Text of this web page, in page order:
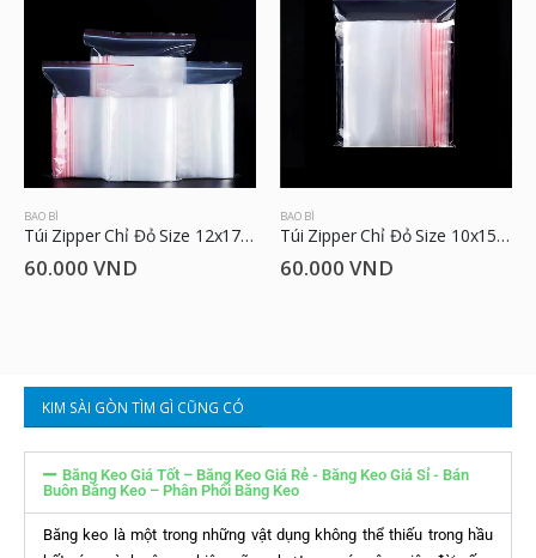
BAO BÌ
Túi Zipper Chỉ Đỏ Size 12x17cm
60.000 VND
BAO BÌ
Túi Zipper Chỉ Đỏ Size 10x15cm
60.000 VND
KIM SÀI GÒN TÌM GÌ CŨNG CÓ
Băng Keo Giá Tốt – Băng Keo Giá Rẻ - Băng Keo Giá Sỉ - Bán
Buôn Băng Keo – Phân Phối Băng Keo
Băng keo là một trong những vật dụng không thể thiếu trong hầu